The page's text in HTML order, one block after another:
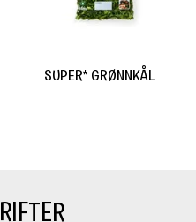
SUPER* GRØNNKÅL